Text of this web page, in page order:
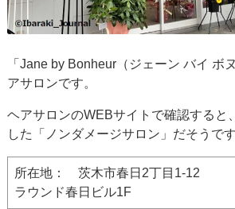
「Jane by Bonheur（ジェーン バイ ボ
アサロンです。
ヘアサロンのWEBサイトで確認すると
した「ノンダメージサロン」だそうです
所在地： 茨木市春日2丁目1-12
ラウンド春日ビル1F